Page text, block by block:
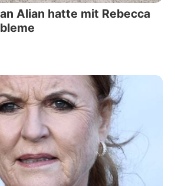
Alian hatte mit Rebecca